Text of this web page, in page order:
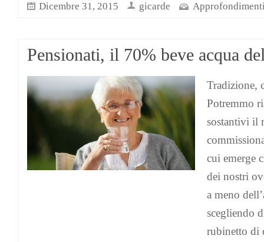
Dicembre 31, 2015 gicarde
Pensionati, il 70% beve acqua
Tradizione,
Potremmo
sostantivi il
cui emerge
dei nostri
a meno
scegliendo
rubinetto di